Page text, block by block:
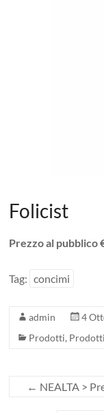
Folicist
Prezzo al pubblico
Tag: concimi
admin
4
Prodotti,
← NEALTA >